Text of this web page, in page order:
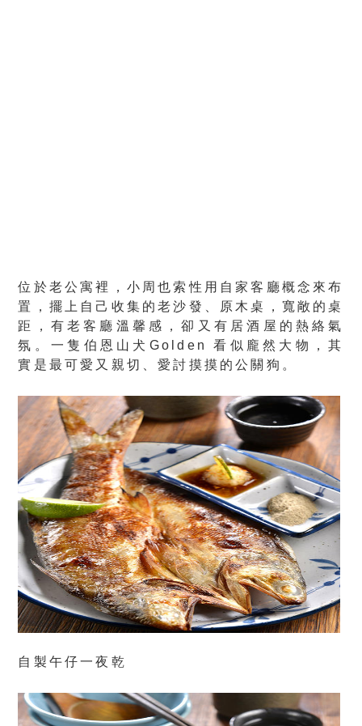
位於老公寓裡，小周也索性用自家客廳概念來布
置，擺上自己收集的老沙發、原木桌，寬敞的桌
距，有老客廳溫馨感，卻又有居酒屋的熱絡氣
氛。一隻伯恩山犬Golden 看似龐然大物，其
實是最可愛又親切、愛討摸摸的公關狗。
自製午仔一夜乾